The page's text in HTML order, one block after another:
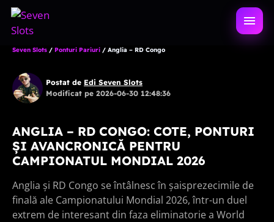
Sari
conținut
Seven Slots / Ponturi Pariuri / Anglia – RD Congo
Postat de Edi Seven Slots
Modificat pe 2026-06-30 12:48:36
ANGLIA – RD CONGO: COTE, PONTURI
ȘI AVANCRONICĂ PENTRU
CAMPIONATUL MONDIAL 2026
Anglia și RD Congo se întâlnesc în șaisprezecimile de
finală ale Campionatului Mondial 2026, într-un duel
extrem de interesant din faza eliminatorie a World